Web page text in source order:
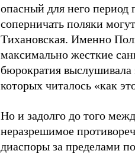
опасный для него период
соперничать поляки
Тихановская. Именно
максимально жесткие
бюрократия
которых читалось «как
Но и задолго до того
неразрешимое
диаспоры за пределами